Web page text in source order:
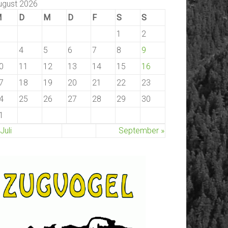
2026
D M D F S
S
1
2
4
5 6 7 8
9
11 12 13 14 15
16
18 19 20 21 22
23
25 26 27 28 29
30
September »